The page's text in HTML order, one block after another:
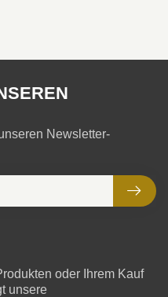
oder Ihrem Kauf
unsere
Newsletter-